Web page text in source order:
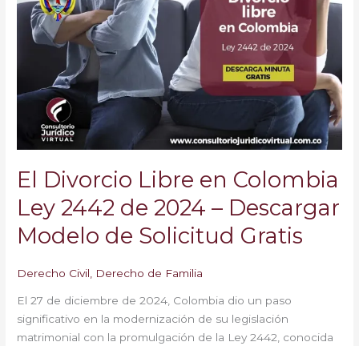
El Divorcio Libre en Colombia
Ley 2442 de 2024 – Descargar
Modelo de Solicitud Gratis
Derecho Civil Derecho de Familia
El 27 de diciembre de 2024, Colombia dio un paso
significativo en la modernización de su legislación
matrimonial con la promulgación de la Ley 2442, conocida
Libre
en
Colombia
2442
de
2024
Modelo
Solicitud
Gratis